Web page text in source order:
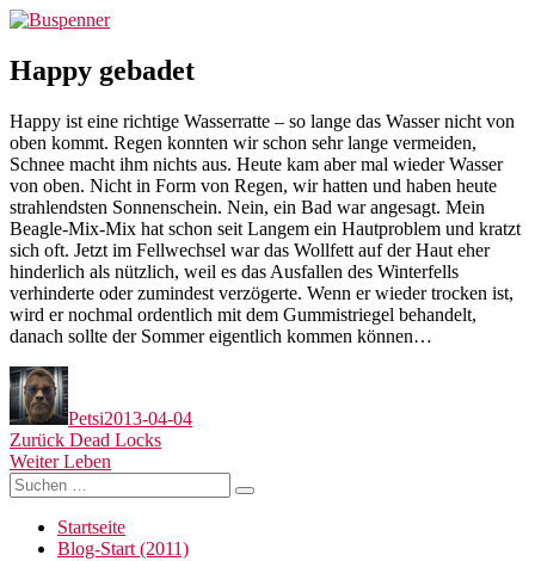
Zum
springen
Happy gebadet
Happy ist eine richtige Wasserratte – so lange das Wasser nicht von
oben kommt. Regen konnten wir schon sehr lange vermeiden,
Schnee macht ihm nichts aus. Heute kam aber mal wieder Wasser
von oben. Nicht in Form von Regen, wir hatten und haben heute
strahlendsten Sonnenschein. Nein, ein Bad war angesagt. Mein
Beagle-Mix-Mix hat schon seit Langem ein Hautproblem und kratzt
sich oft. Jetzt im Fellwechsel war das Wollfett auf der Haut eher
hinderlich als nützlich, weil es das Ausfallen des Winterfells
verhinderte oder zumindest verzögerte. Wenn er wieder trocken ist,
wird er nochmal ordentlich mit dem Gummistriegel behandelt,
danach sollte der Sommer eigentlich kommen können…
Autor
Petsi2013-04-04
Beitragsnavigation
Zurück Vorheriger
Beitrag:
Dead Locks
Weiter Nächster
Beitrag:
Leben
Suchen
nach:
Suchen
Startseite
Blog-Start (2011)